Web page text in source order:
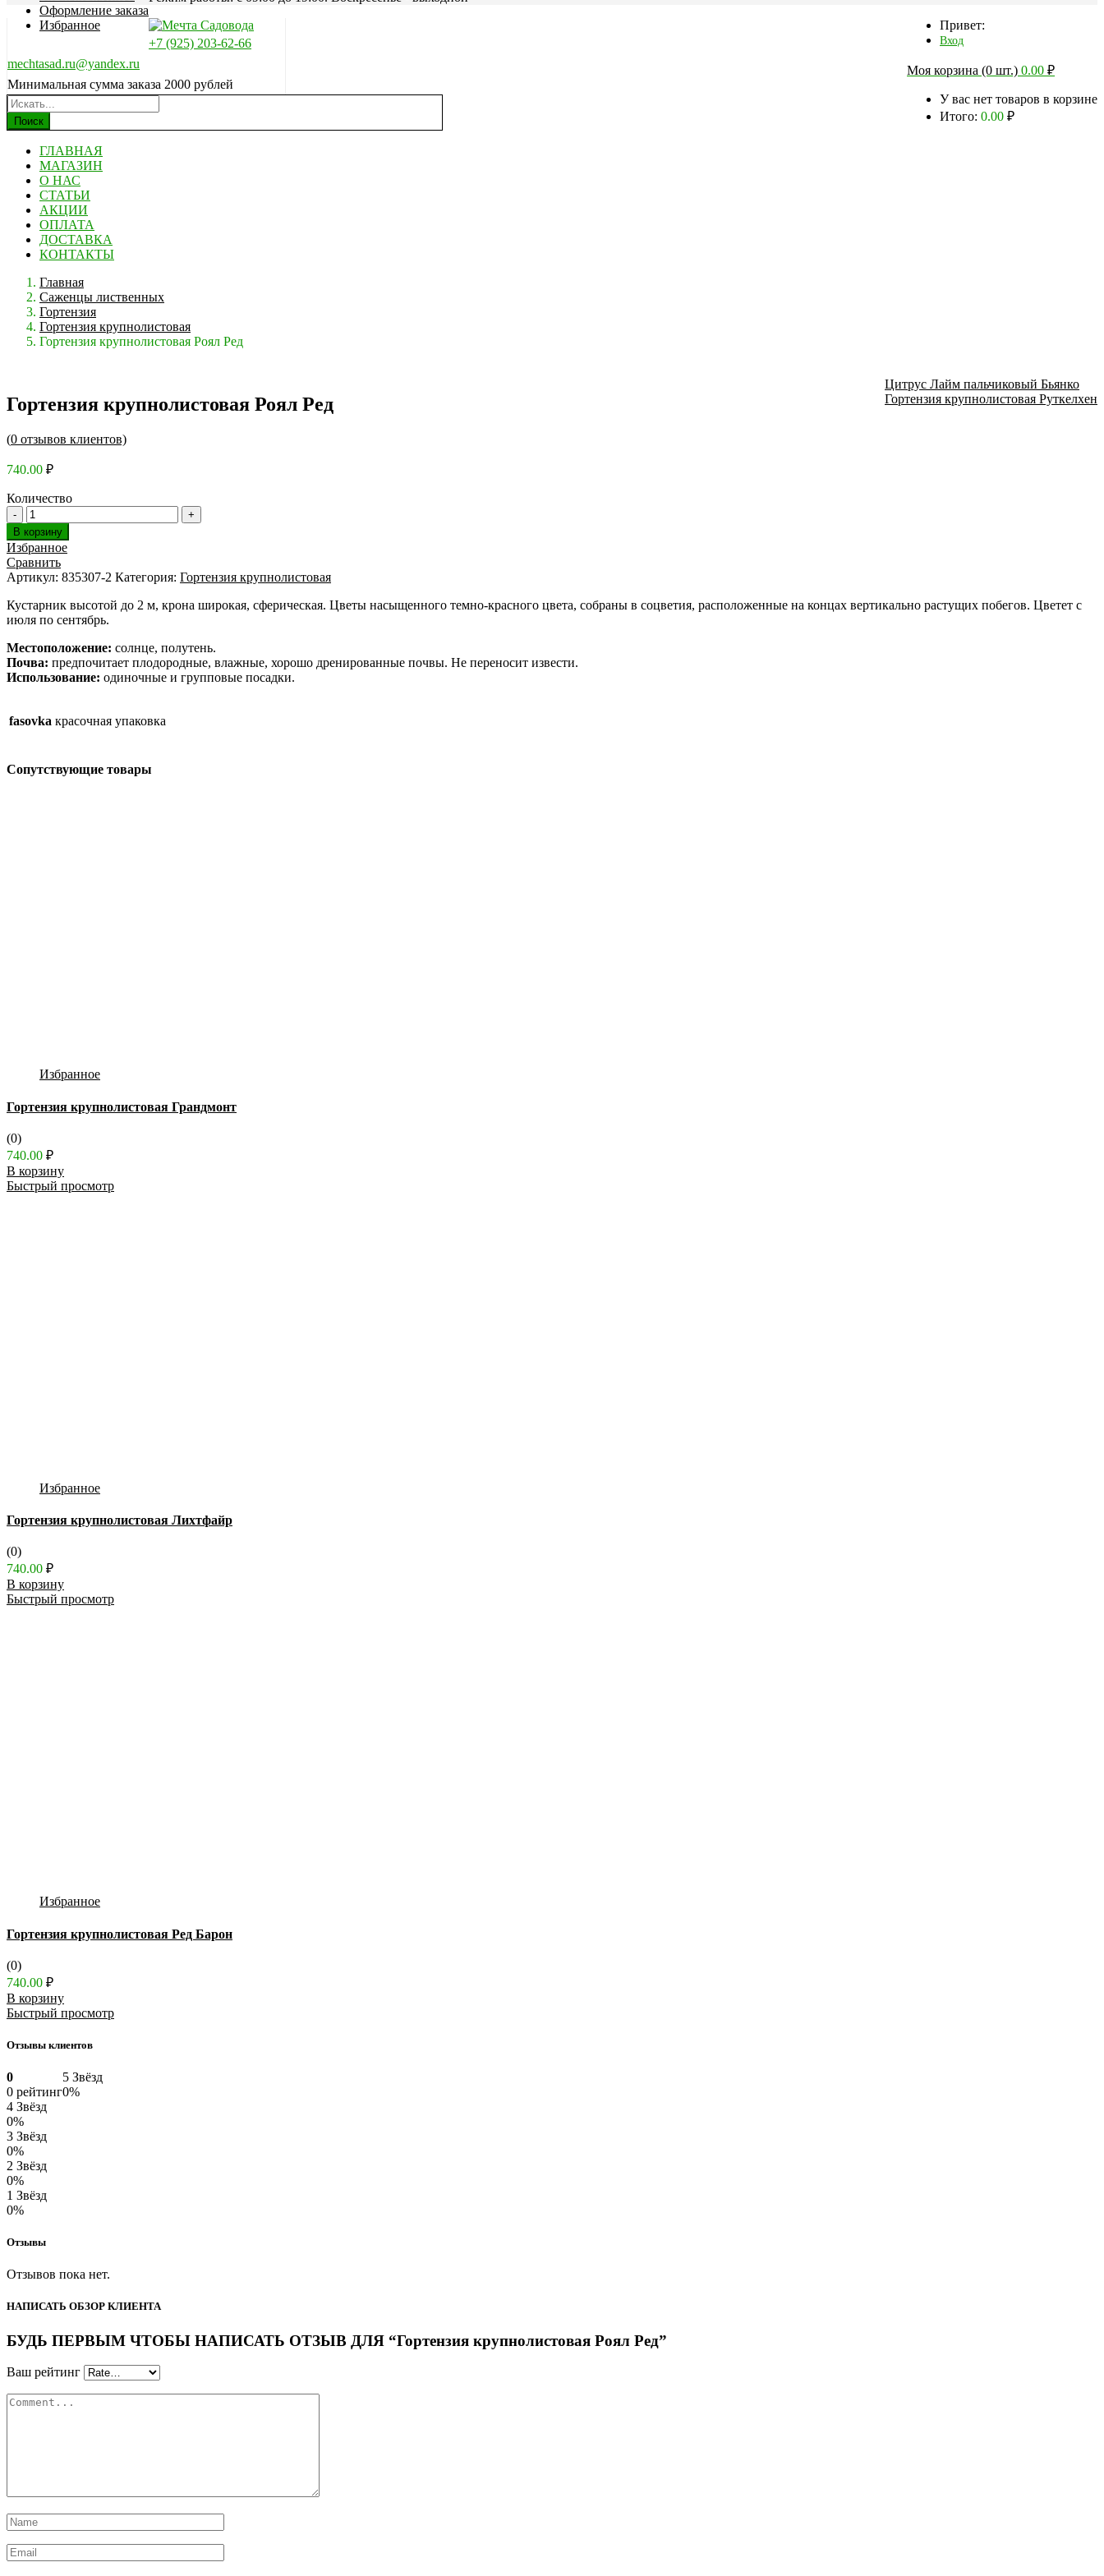
Оформление заказа
Избранное
Привет:
Вход
Моя корзина (0 шт.) 0.00 ₽
У вас нет товаров в корзине
Итого: 0.00 ₽
+7 (925) 203-62-66
mechtasad.ru@yandex.ru
Минимальная сумма заказа 2000 рублей
Поиск
ГЛАВНАЯ
МАГАЗИН
О НАС
СТАТЬИ
АКЦИИ
ОПЛАТА
ДОСТАВКА
КОНТАКТЫ
Главная
Саженцы лиственных
Гортензия
Гортензия крупнолистовая
Гортензия крупнолистовая Роял Ред
Цитрус Лайм пальчиковый Бьянко
Гортензия крупнолистовая Руткелхен
Гортензия крупнолистовая Роял Ред
(0 отзывов клиентов)
740.00 ₽
Количество
В корзину
Избранное
Сравнить
Артикул: 835307-2 Категория: Гортензия крупнолистовая
Кустарник высотой до 2 м, крона широкая, сферическая. Цветы насыщенного темно-красного цвета, собраны в соцветия, расположенные на концах вертикально растущих побегов. Цветет с
июля по сентябрь.
Местоположение: солнце, полутень.
Почва: предпочитает плодородные, влажные, хорошо дренированные почвы. Не переносит извести.
Использование: одиночные и групповые посадки.
fasovka красочная упаковка
Сопутствующие товары
Избранное
Гортензия крупнолистовая Грандмонт
(0)
740.00 ₽
В корзину
Быстрый просмотр
Избранное
Гортензия крупнолистовая Лихтфайр
(0)
740.00 ₽
В корзину
Быстрый просмотр
Избранное
Гортензия крупнолистовая Ред Барон
(0)
740.00 ₽
В корзину
Быстрый просмотр
Отзывы клиентов
0
0 рейтинг
5 Звёзд
0%
4 Звёзд
0%
3 Звёзд
0%
2 Звёзд
0%
1 Звёзд
0%
Отзывы
Отзывов пока нет.
НАПИСАТЬ ОБЗОР КЛИЕНТА
БУДЬ ПЕРВЫМ ЧТОБЫ НАПИСАТЬ ОТЗЫВ ДЛЯ “Гортензия крупнолистовая Роял Ред”
Ваш рейтинг